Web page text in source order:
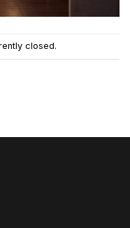
closed.